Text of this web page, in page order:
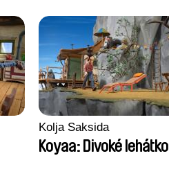
Kolja Saksida
Koyaa: Divoké lehátko